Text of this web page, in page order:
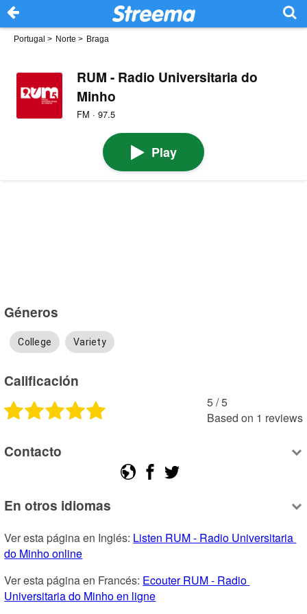
Portugal > Norte > Braga
RUM - Radio Universitaria do
Minho
FM · 97.5
Play
Géneros
College Variety
Calificación
5 /5
Based on 1 reviews
Contacto
En otros idiomas
Ver esta página en Inglés: Listen RUM - Radio Universitaria
do Minho online
Ver esta página en Francés: Ecouter RUM - Radio
Universitaria do Minho en ligne